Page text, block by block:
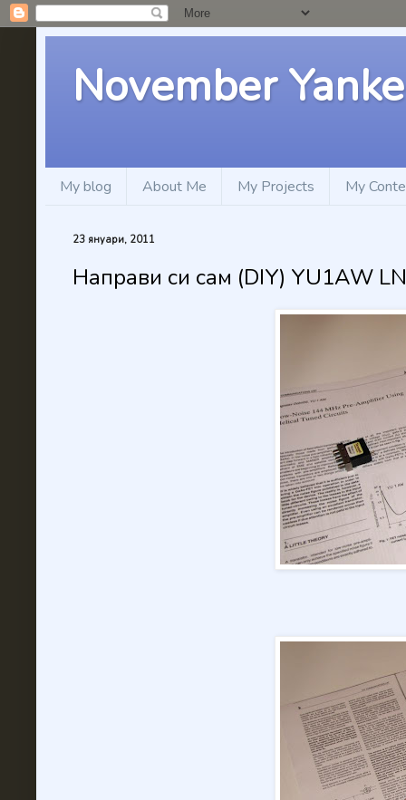
November
My blog About Me My Projects My
23 януари, 2011
Направи си сам (DIY) YU1AW